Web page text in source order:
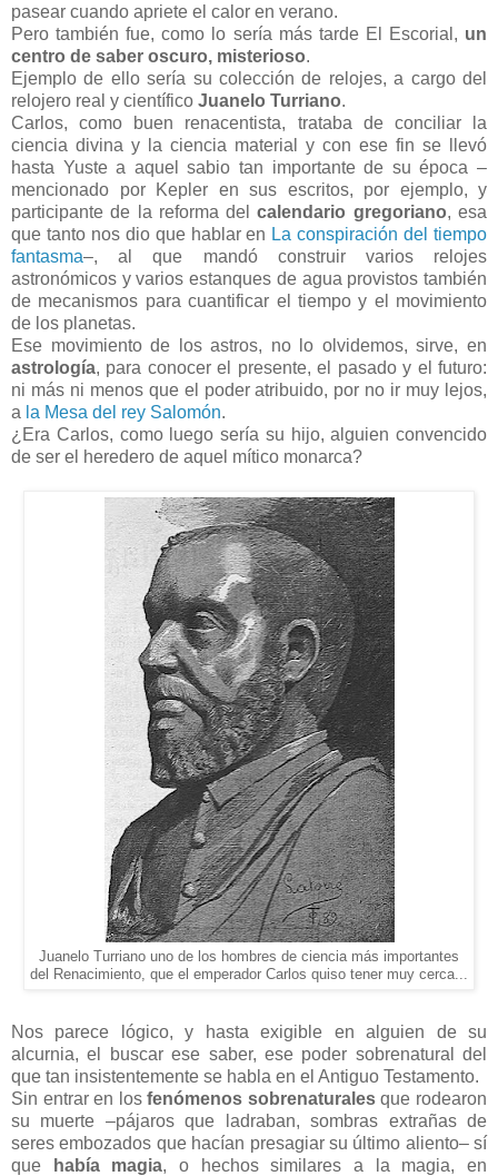
pasear cuando apriete el calor en verano.
Pero también fue, como lo sería más tarde El Escorial, un
centro de saber oscuro, misterioso.
Ejemplo de ello sería su colección de relojes, a cargo del
relojero real y científico Juanelo Turriano.
Carlos, como buen renacentista, trataba de conciliar la
ciencia divina y la ciencia material y con ese fin se llevó
hasta Yuste a aquel sabio tan importante de su época ‒
mencionado por Kepler en sus escritos, por ejemplo, y
participante de la reforma delcalendario gregoriano, esa
que tanto nos dio que hablar en La conspiración del tiempo
fantasma‒, al que mandó construir varios relojes
astronómicos y varios estanques de agua provistos también
de mecanismos para cuantificar el tiempo y el movimiento
de los planetas.
Ese movimiento de los astros, no lo olvidemos, sirve, en
astrología, para conocer el presente, el pasado y el futuro:
ni más ni menos que el poder atribuido, por no ir muy lejos,
a la Mesa del rey Salomón.
¿Era Carlos, como luego sería su hijo, alguien convencido
de ser el heredero de aquel mítico monarca?
Juanelo Turriano uno de los hombres de ciencia más importantes
del Renacimiento, que el emperador Carlos quiso tener muy cerca...
Nos parece lógico, y hasta exigible en alguien de su
alcurnia, el buscar ese saber, ese poder sobrenatural del
que tan insistentemente se habla en el Antiguo Testamento.
Sin entrar en losfenómenos sobrenaturalesque rodearon
su muerte ‒pájaros que ladraban, sombras extrañas de
seres embozados que hacían presagiar su último aliento‒ sí
que había magia, o hechos similares a la magia, en